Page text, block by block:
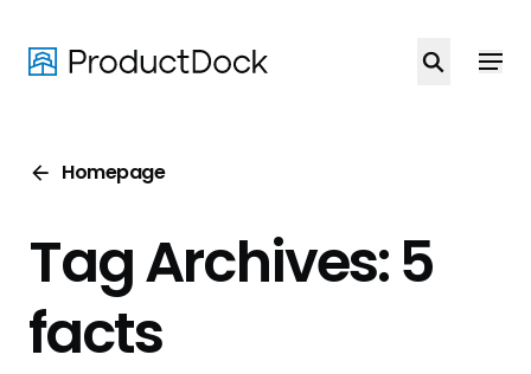
main
Homepage
Tag Archives: 5
facts